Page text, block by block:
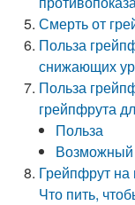
Смерть от
Польза
снижающих
Польза
грейпфрута
Польза
Возможный
Грейпфрут
Что пить,